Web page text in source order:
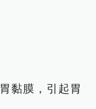
黏膜，引起胃